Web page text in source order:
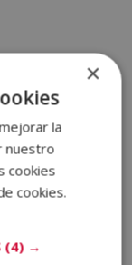
×
la
nuestro
cookies
cookies.
(4) →